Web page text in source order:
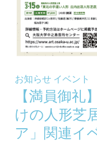
お知らせ イベント
【満員御礼
けの人形芝
ア」関連イ